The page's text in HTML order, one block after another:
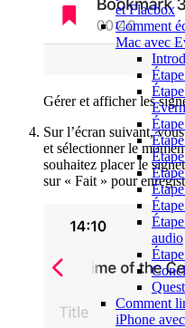
et Flacbox
Comment
Mac avec
audio
Comment
iPhone
Gérer et afficher les
Sur l’écran suivant,
et sélectionner le
souhaitez placer le
sur « Fait » pour